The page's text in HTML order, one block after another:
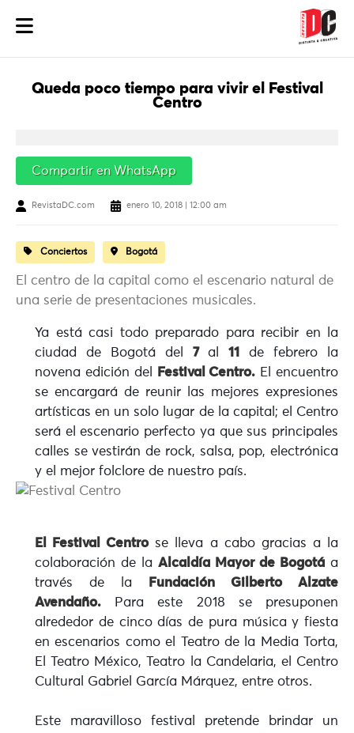
Queda poco tiempo para vivir el Festival
Centro
Compartir en WhatsApp
RevistaDC.com enero 10, 2018 | 12:00 am
Conciertos Bogotá
El centro de la capital como el escenario natural de
una serie de presentaciones musicales.
Ya está casi todo preparado para recibir en la
ciudad de Bogotá del 7al11
de febrero la
novena edición del
Festival Centro. El encuentro
se encargará de reunir las mejores expresiones
artísticas en un solo lugar de la capital; el Centro
será el escenario perfecto ya que sus principales
calles se vestirán de rock, salsa, pop, electrónica
y el mejor folclore de nuestro país.
El Festival Centrose lleva a cabo gracias a la
colaboración de la Alcaldía Mayor de Bogotá a
través de la
Fundación Gilberto Alzate
Avendaño. Para este 2018 se presuponen
alrededor de cinco días de pura música y fiesta
en escenarios como el Teatro de la Media Torta,
El Teatro México, Teatro la Candelaria, el Centro
Cultural Gabriel García Márquez, entre otros.
Este maravilloso festival pretende brindar un